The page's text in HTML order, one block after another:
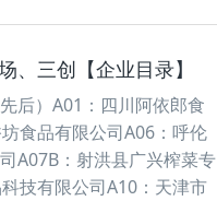
、三创【企业目录】
后）A01：四川阿依郎食
食品有限公司A06：呼伦
A07B：射洪县广兴榨菜专
技有限公司A10：天津市